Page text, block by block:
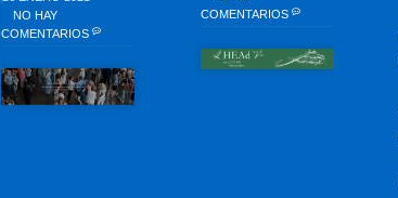
NO HAY
COMENTARIOS
COMENTARIOS